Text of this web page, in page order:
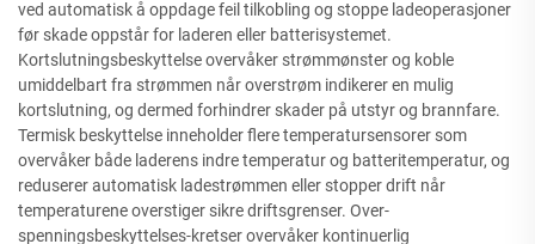
ved automatisk å oppdage feil tilkobling og stoppe ladeoperasjoner
før skade oppstår for laderen eller batterisystemet.
Kortslutningsbeskyttelse overvåker strømmønster og koble
umiddelbart fra strømmen når overstrøm indikerer en mulig
kortslutning, og dermed forhindrer skader på utstyr og brannfare.
Termisk beskyttelse inneholder flere temperatursensorer som
overvåker både laderens indre temperatur og batteritemperatur, og
reduserer automatisk ladestrømmen eller stopper drift når
temperaturene overstiger sikre driftsgrenser. Over-
spenningsbeskyttelses-kretser overvåker kontinuerlig